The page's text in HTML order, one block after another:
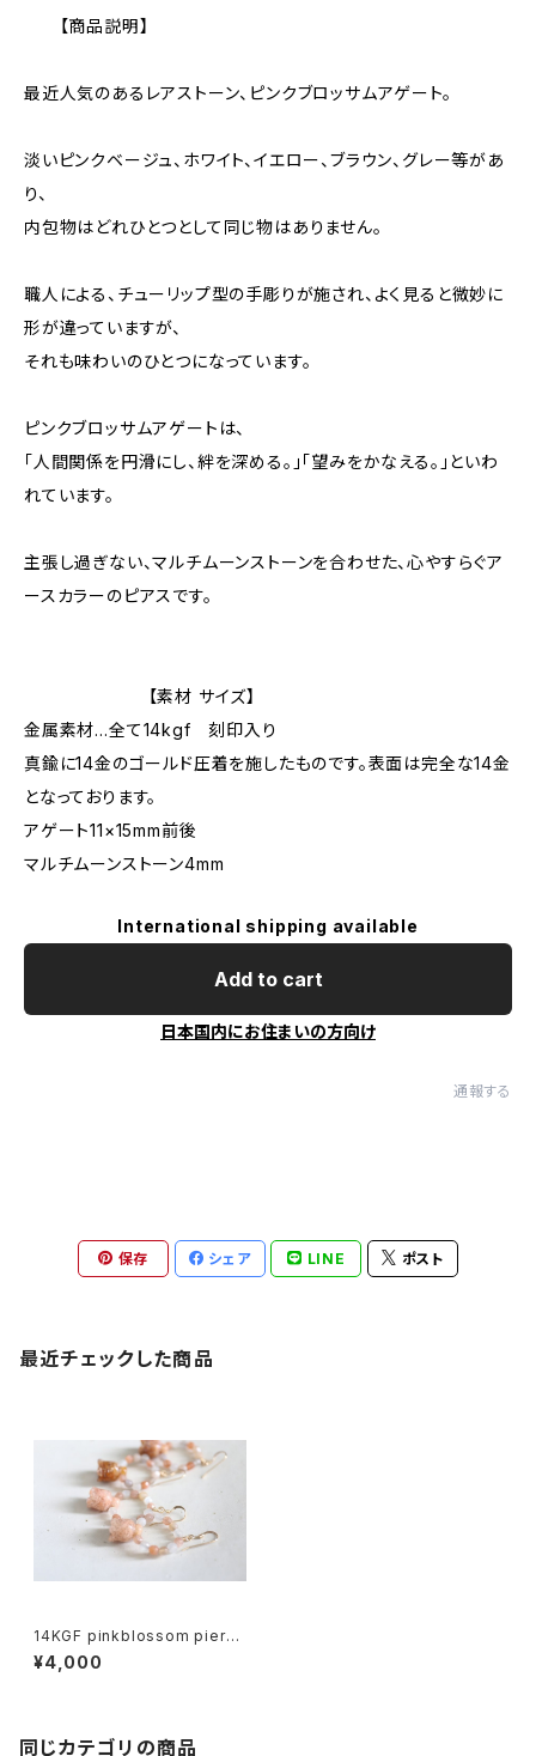
【商品説明】
最近人気のあるレアストーン、ピンクブロッサムアゲート。
淡いピンクベージュ、ホワイト、イエロー、ブラウン、グレー等があ
り、
内包物はどれひとつとして同じ物はありません。
職人による、チューリップ型の手彫りが施され、よく見ると微妙に
形が違っていますが、
それも味わいのひとつになっています。
ピンクブロッサムアゲートは、
「人間関係を円滑にし、絆を深める。」「望みをかなえる。」といわ
れています。
主張し過ぎない、マルチムーンストーンを合わせた、心やすらぐア
ースカラーのピアスです。
【素材 サイズ】
金属素材…全て14kgf 刻印入り
真鍮に14金のゴールド圧着を施したものです。表面は完全な14金
となっております。
アゲート11×15mm前後
マルチムーンストーン4mm
International shipping available
Add to cart
日本国内にお住まいの方向け
通報する
保存 シェア LINE ポスト
最近チェックした商品
14KGF pinkblossom pierce
[kgf3525]
¥4,000
同じカテゴリの商品